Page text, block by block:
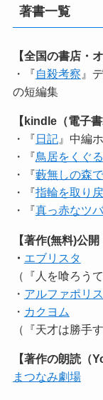
著書一覧
【全国の書店・
・『自殺考察 』
の短編集
【kindle（電子
・『 日記』中編
・『鳥居をくぐ
・『藪無しの森
・『指輪を取り
・『真っ赤なツ
【著作(無料)公
・ エブリスタ
（『人を喰ろう
・ アルファポリス
・ カクヨム
（『天才は勝手
【著作の朗読（
まつなみ劇場